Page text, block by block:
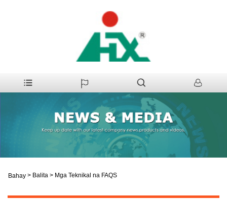
Bahay > Balita > Mga Teknikal na FAQS